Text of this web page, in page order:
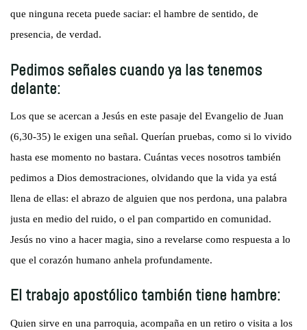
que ninguna receta puede saciar: el hambre de sentido, de
presencia, de verdad.
Pedimos señales cuando ya las tenemos
delante:
Los que se acercan a Jesús en este pasaje del Evangelio de Juan
(6,30-35) le exigen una señal. Querían pruebas, como si lo vivido
hasta ese momento no bastara. Cuántas veces nosotros también
pedimos a Dios demostraciones, olvidando que la vida ya está
llena de ellas: el abrazo de alguien que nos perdona, una palabra
justa en medio del ruido, o el pan compartido en comunidad.
Jesús no vino a hacer magia, sino a revelarse como respuesta a lo
que el corazón humano anhela profundamente.
El trabajo apostólico también tiene hambre:
Quien sirve en una parroquia, acompaña en un retiro o visita a los